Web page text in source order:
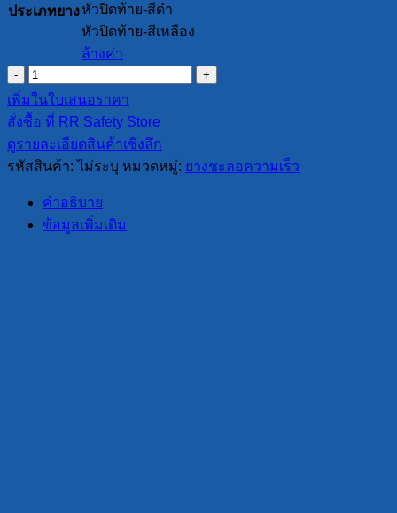
ประเภทยางหัวปิดท้าย-สีดำ
หัวปิดท้าย-สีเหลือง
ล้างค่า
จำนวน
ยาง
ชะลอ
ความเร็ว
ขนาด
x
100
x
เพิ่มในใบเสนอราคา
สั่งซื้อ ที่ RR Safety Store
ดูรายละเอียดสินค้าเชิงลึก
รหัสสินค้า:ไม่ระบุ หมวดหมู่: ยางชะลอความเร็ว
คำอธิบาย
ข้อมูลเพิ่มเติม